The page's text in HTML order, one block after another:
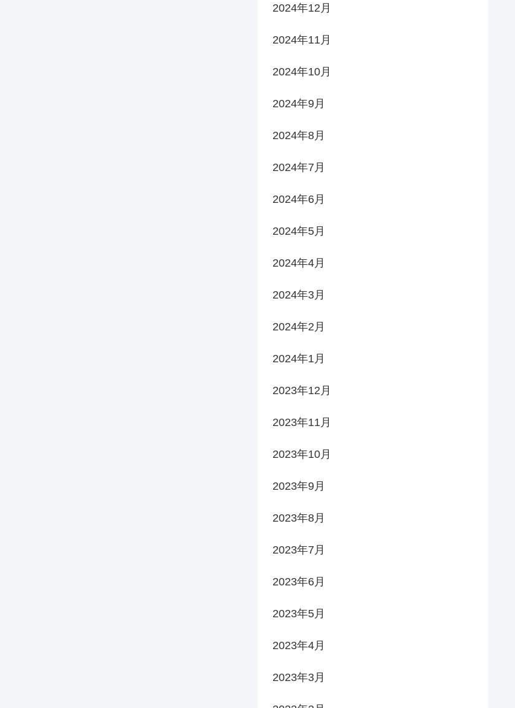
2024年12月
2024年11月
2024年10月
2024年9月
2024年8月
2024年7月
2024年6月
2024年5月
2024年4月
2024年3月
2024年2月
2024年1月
2023年12月
2023年11月
2023年10月
2023年9月
2023年8月
2023年7月
2023年6月
2023年5月
2023年4月
2023年3月